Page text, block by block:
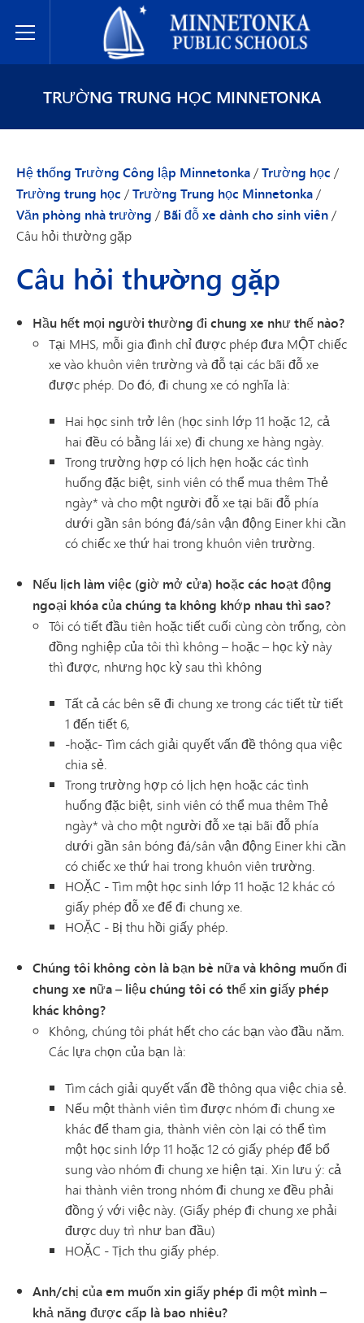
Toggle Menu
Hệ thống Trường Công lập Minnetonka
TRƯỜNG TRUNG HỌC MINNETONKA
Hệ thống Trường Công lập Minnetonka/Trường học /
Trường trung học /Trường Trung học Minnetonka/
Văn phòng nhà trường / Bãi đỗ xe dành cho sinh viên/
Câu hỏi thường gặp
Câu hỏi thường gặp
Hầu hết mọi người thường đi chung xe như thế nào?
Tại MHS, mỗi gia đình chỉ được phép đưa MỘT chiếc
xe vào khuôn viên trường và đỗ tại các bãi đỗ xe
được phép. Do đó, đi chung xe có nghĩa là:
Hai học sinh trở lên (học sinh lớp 11 hoặc 12, cả
hai đều có bằng lái xe) đi chung xe hàng ngày.
Trong trường hợp có lịch hẹn hoặc các tình
huống đặc biệt, sinh viên có thể mua thêm Thẻ
ngày* và cho một người đỗ xe tại bãi đỗ phía
dưới gần sân bóng đá/sân vận động Einer khi cần
có chiếc xe thứ hai trong khuôn viên trường.
Nếu lịch làm việc (giờ mở cửa) hoặc các hoạt động
ngoại khóa của chúng ta không khớp nhau thì sao?
Tôi có tiết đầu tiên hoặc tiết cuối cùng còn trống, còn
đồng nghiệp của tôi thì không – hoặc – học kỳ này
thì được, nhưng học kỳ sau thì không
Tất cả các bên sẽ đi chung xe trong các tiết từ tiết
1 đến tiết 6,
-hoặc- Tìm cách giải quyết vấn đề thông qua việc
chia sẻ.
Trong trường hợp có lịch hẹn hoặc các tình
huống đặc biệt, sinh viên có thể mua thêm Thẻ
ngày* và cho một người đỗ xe tại bãi đỗ phía
dưới gần sân bóng đá/sân vận động Einer khi cần
có chiếc xe thứ hai trong khuôn viên trường.
HOẶC - Tìm một học sinh lớp 11 hoặc 12 khác có
giấy phép đỗ xe để đi chung xe.
HOẶC - Bị thu hồi giấy phép.
Chúng tôi không còn là bạn bè nữa và không muốn đi
chung xe nữa – liệu chúng tôi có thể xin giấy phép
khác không?
Không, chúng tôi phát hết cho các bạn vào đầu năm.
Các lựa chọn của bạn là:
Tìm cách giải quyết vấn đề thông qua việc chia sẻ.
Nếu một thành viên tìm được nhóm đi chung xe
khác để tham gia, thành viên còn lại có thể tìm
một học sinh lớp 11 hoặc 12 có giấy phép để bổ
sung vào nhóm đi chung xe hiện tại. Xin lưu ý: cả
hai thành viên trong nhóm đi chung xe đều phải
đồng ý với việc này. (Giấy phép đi chung xe phải
được duy trì như ban đầu)
HOẶC - Tịch thu giấy phép.
Anh/chị của em muốn xin giấy phép đi một mình –
khả năng được cấp là bao nhiêu?